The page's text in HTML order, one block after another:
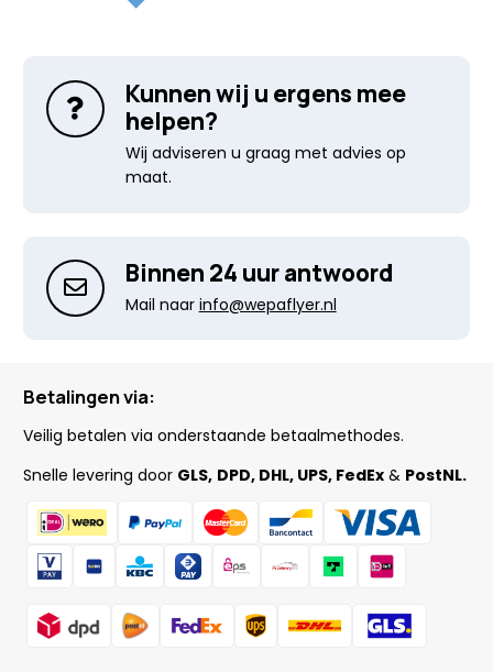
Kunnen wij u ergens mee
helpen?
Wij adviseren u graag met advies op
maat.
Binnen 24 uur antwoord
Mail naar info@wepaflyer.nl
Betalingen via:
Veilig betalen via onderstaande betaalmethodes.
Snelle levering door GLS, DPD, DHL, UPS, FedEx & PostNL.